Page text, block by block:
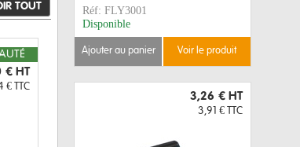
Réf: FLY3001
Disponible
ajouter au panier voir le produit
3,26 € HT
3,91 € TTC
TOUT
€ HT
€ TTC